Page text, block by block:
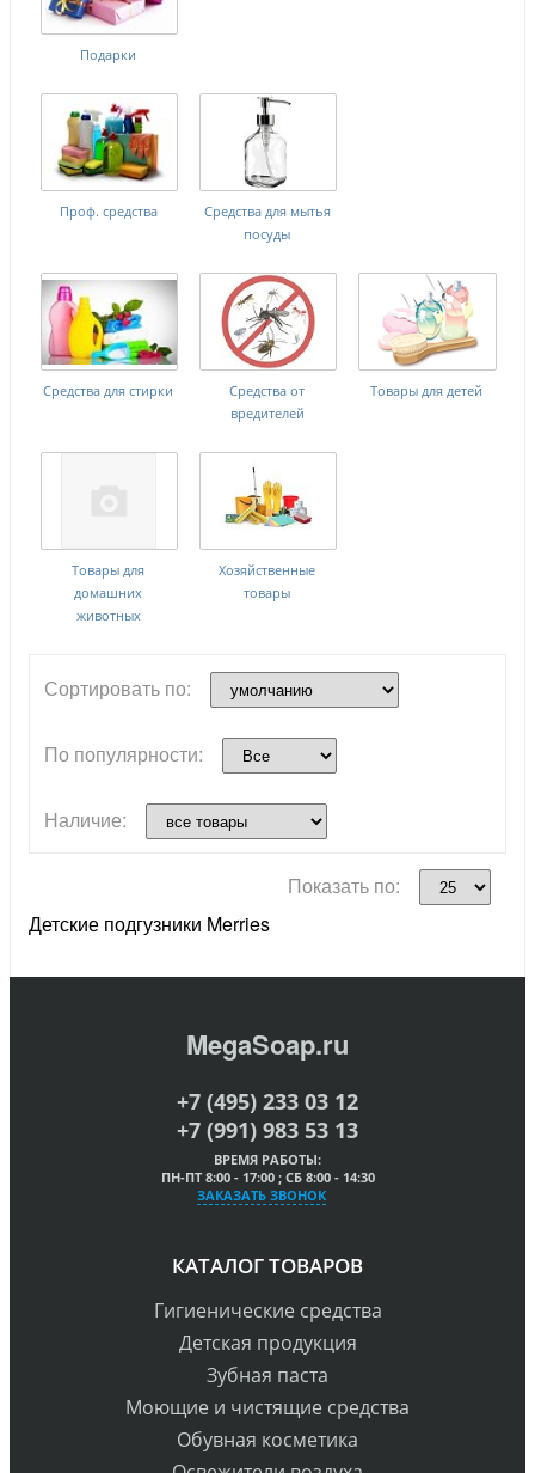
Подарки
Проф. средства
Средства для мытья
посуды
Средства для стирки
Средства от
вредителей
Товары для детей
Товары для
домашних
животных
Хозяйственные
товары
Сортировать по:
По популярности:
Наличие:
Показать по:
Детские подгузники Merries
MegaSoap.ru
+7 (495) 233 03 12
+7 (991) 983 53 13
ВРЕМЯ РАБОТЫ:
ПН-ПТ 8:00 - 17:00 ; СБ 8:00 - 14:30
ЗАКАЗАТЬ ЗВОНОК
КАТАЛОГ ТОВАРОВ
Гигиенические средства
Детская продукция
Зубная паста
Моющие и чистящие средства
Обувная косметика